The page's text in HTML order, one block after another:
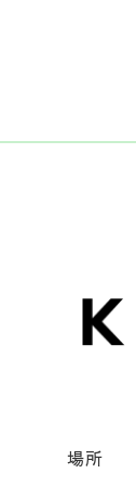
場所